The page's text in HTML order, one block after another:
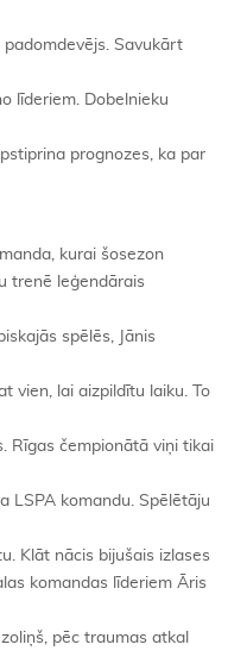
Savukārt
līderiem. Dobelnieku
prognozes, ka par
kurai šosezon
trenē leģendārais
spēlēs, Jānis
vien, lai aizpildītu laiku. To
Rīgas čempionātā viņi tikai
LSPA komandu. Spēlētāju
Klāt nācis bijušais izlases
komandas līderiem Āris
pēc traumas atkal